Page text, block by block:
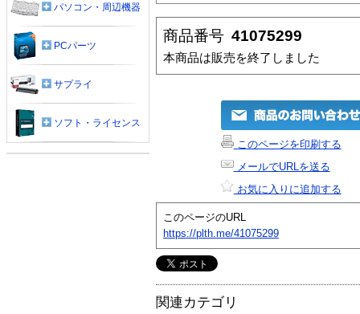
商品番号 41075299
本商品は販売を終了しました
このページを印刷する
メールでURLを送る
お気に入りに追加する
このページのURL
https://plth.me/41075299
関連カテゴリ
パソコン・周辺機器
PCパーツ
サプライ
ソフト・ライセンス